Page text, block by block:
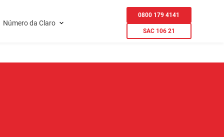
Número da Claro
0800 179 4141
SAC 106 21